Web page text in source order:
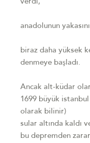
verdi,
anadolunun
biraz daha yüksek
denmeye başladı.
Ancak alt-küdar
1699 büyük
olarak bilinir)
sular altında kaldı
bu depremden